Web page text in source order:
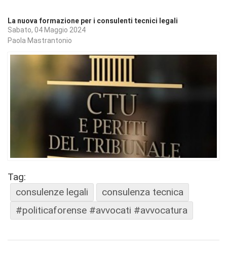
La nuova formazione per i consulenti tecnici legali
Sabato, 04 Maggio 2024
Paola Mastrantonio
Tag:
consulenze legali
consulenza tecnica
#politicaforense #avvocati #avvocatura